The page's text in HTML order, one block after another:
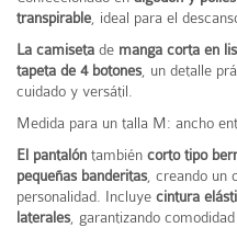
transpirable , ideal para el
La camiseta de manga corta en
tapeta de 4 botones , un detalle
cuidado y versátil.
Medida para un talla M: ancho
El pantalón también corto tipo
pequeñas banderitas , creando
personalidad. Incluye cintura
laterales , garantizando